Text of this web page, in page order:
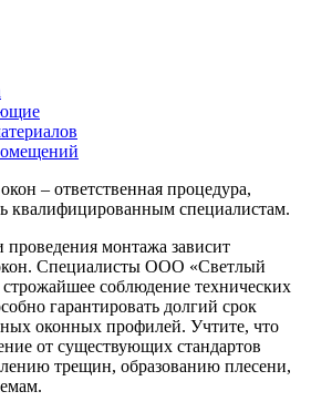
– ответственная процедура,
квалифицированным специалистам.
проведения монтажа зависит
Специалисты ООО «Светлый
соблюдение технических
гарантировать долгий срок
оконных профилей. Учтите, что
от существующих стандартов
трещин, образованию плесени,